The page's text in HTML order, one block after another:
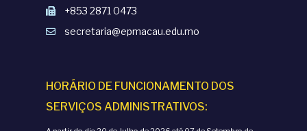
+853 2871 0473
secretaria@epmacau.edu.mo
HORÁRIO DE FUNCIONAMENTO DOS
SERVIÇOS ADMINISTRATIVOS: